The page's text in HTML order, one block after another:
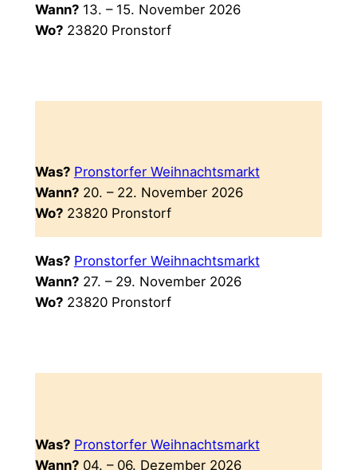
Wann?13. – 15. November 2026
Wo?23820 Pronstorf
Was? Pronstorfer Weihnachtsmarkt
Wann?20. – 22. November 2026
Wo?23820 Pronstorf
Was? Pronstorfer Weihnachtsmarkt
Wann?27. – 29. November 2026
Wo?23820 Pronstorf
Was? Pronstorfer Weihnachtsmarkt
Wann?04. – 06. Dezember 2026